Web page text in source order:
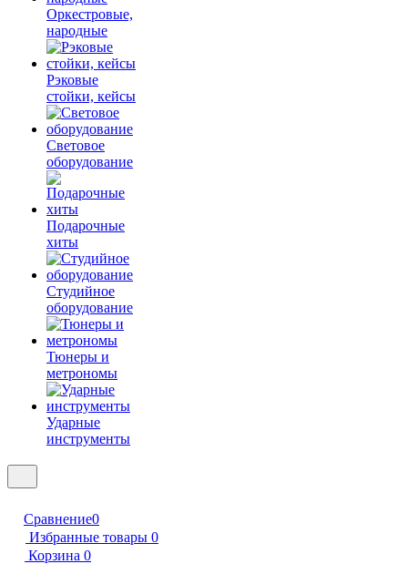
Оркестровые,
народные
Рэковые
стойки, кейсы
Световое
оборудование
Подарочные
хиты
Студийное
оборудование
Тюнеры и
метрономы
Ударные
инструменты
Сравнение0
Избранные товары 0
Корзина 0